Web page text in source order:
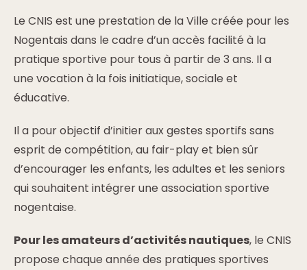
Le CNIS est une prestation de la Ville créée pour les
Nogentais dans le cadre d’un accès facilité à la
pratique sportive pour tous à partir de 3 ans. Il a
une vocation à la fois initiatique, sociale et
éducative.
Il a pour objectif d’initier aux gestes sportifs sans
esprit de compétition, au fair-play et bien sûr
d’encourager les enfants, les adultes et les seniors
qui souhaitent intégrer une association sportive
nogentaise.
Pour les amateurs d’activités nautiques, le CNIS
propose chaque année des pratiques sportives